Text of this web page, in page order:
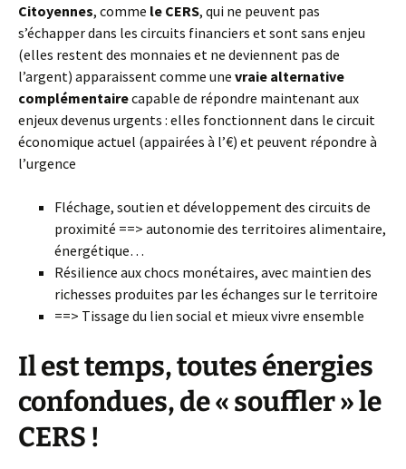
Citoyennes, comme le CERS, qui ne peuvent pas
s’échapper dans les circuits financiers et sont sans enjeu
(elles restent des monnaies et ne deviennent pas de
l’argent) apparaissent comme une vraie alternative
complémentairecapable de répondre maintenant aux
enjeux devenus urgents : elles fonctionnent dans le circuit
économique actuel (appairées à l’€) et peuvent répondre à
l’urgence
Fléchage, soutien et développement des circuits de
proximité ==> autonomie des territoires alimentaire,
énergétique…
Résilience aux chocs monétaires, avec maintien des
richesses produites par les échanges sur le territoire
==> Tissage du lien social et mieux vivre ensemble
Il est temps, toutes énergies
confondues, de « souffler » le
CERS !